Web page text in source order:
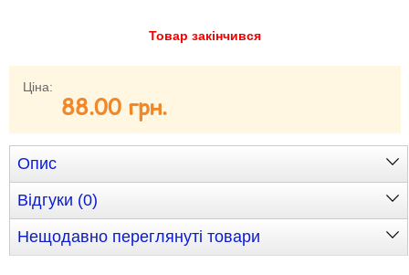
Зареєструватися
Товар закінчився
Ціна:
88.00 грн.
Опис
Відгуки (0)
Нещодавно переглянуті товари